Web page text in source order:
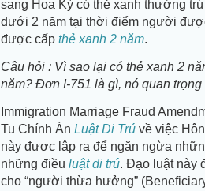
sang Hoa Kỳ có thẻ xanh thường
dưới 2 năm tại thời điểm người
được cấp thẻ xanh 2 năm.
Câu hỏi : Vì sao lại có thẻ xanh 2
năm? Đơn I-751 là gì, nó quan trọng
Immigration Marriage Fraud
Tu Chính Án Luật Di Trú về việc
này được lập ra để ngăn ngừa
những điều luật di trú. Đạo luật này
cho “người thừa hưởng”